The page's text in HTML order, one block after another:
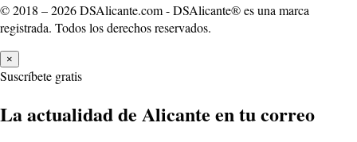
© 2018 – 2026 DSAlicante.com - DSAlicante® es una marca
registrada. Todos los derechos reservados.
×
Suscríbete gratis
La actualidad de Alicante en tu correo